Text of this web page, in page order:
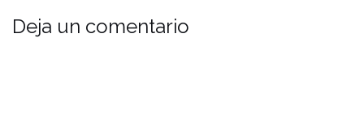
Deja un comentario